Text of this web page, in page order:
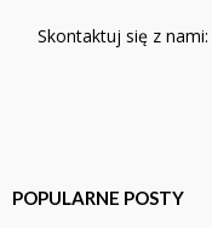
Skontaktuj się z nami:
POPULARNE POSTY